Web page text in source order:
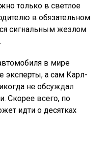
только в светлое
в обязательном
сигнальным жезлом
в мире
эксперты, а сам Карл-
не обсуждал
Скорее всего, по
идти о десятках